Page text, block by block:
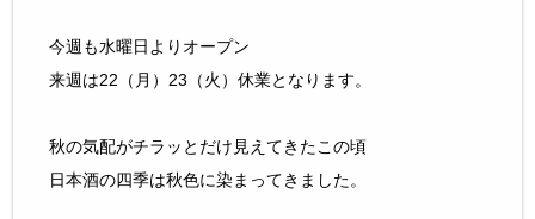
今週も水曜日よりオープン
来週は22（月）23（火）休業となります。
秋の気配がチラッとだけ見えてきたこの頃
日本酒の四季は秋色に染まってきました。